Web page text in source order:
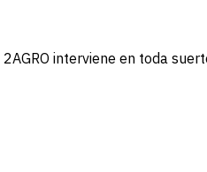
2AGRO interviene en toda